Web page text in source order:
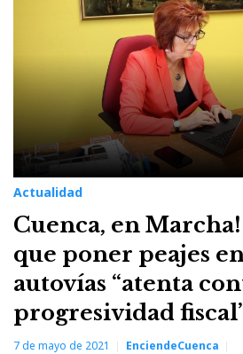
Actualidad
Cuenca, en
que poner peajes
autovías “atenta
progresividad
7 de mayo de 2021 EnciendeCuenca